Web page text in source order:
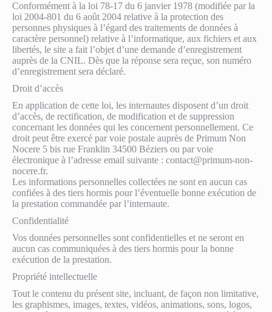
Conformément à la loi 78-17 du 6 janvier 1978 (modifiée par la
loi 2004-801 du 6 août 2004 relative à la protection des
personnes physiques à l’égard des traitements de données à
caractère personnel) relative à l’informatique, aux fichiers et aux
libertés, le site a fait l’objet d’une demande d’enregistrement
auprès de la CNIL. Dès que la réponse sera reçue, son numéro
d’enregistrement sera déclaré.
Droit d’accès
En application de cette loi, les internautes disposent d’un droit
d’accès, de rectification, de modification et de suppression
concernant les données qui les concernent personnellement. Ce
droit peut être exercé par voie postale auprès de Primum Non
Nocere 5 bis rue Franklin 34500 Béziers ou par voie
électronique à l’adresse email suivante : contact@primum-non-
nocere.fr.
Les informations personnelles collectées ne sont en aucun cas
confiées à des tiers hormis pour l’éventuelle bonne exécution de
la prestation commandée par l’internaute.
Confidentialité
Vos données personnelles sont confidentielles et ne seront en
aucun cas communiquées à des tiers hormis pour la bonne
exécution de la prestation.
Propriété intellectuelle
Tout le contenu du présent site, incluant, de façon non limitative,
les graphismes, images, textes, vidéos, animations, sons, logos,